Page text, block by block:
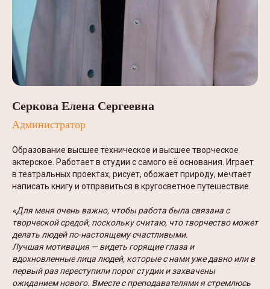
Серкова Елена Сергеевна
Администратор
Образование высшее техническое и высшее творческое
актерское. Работает в студии с самого её основания. Играет
в театральных проектах, рисует, обожает природу, мечтает
написать книгу и отправиться в кругосветное путешествие.
«Для меня очень важно, чтобы работа была связана с
творческой средой, поскольку считаю, что творчество может
делать людей по-настоящему счастливыми.
Лучшая мотивация — видеть горящие глаза и
вдохновленные лица людей, которые с нами уже давно или в
первый раз переступили порог студии и захвачены
ожиданием нового. Вместе с преподавателями я стремлюсь